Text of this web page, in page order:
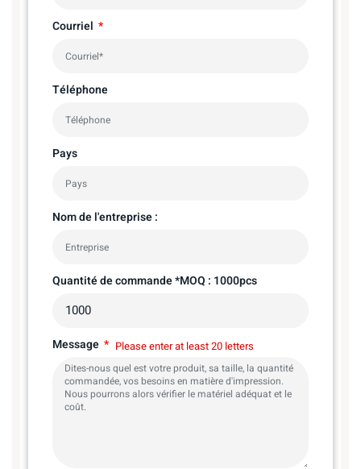
Courriel
Téléphone
Pays
Nom de l'entreprise :
Quantité de commande *MOQ : 1000pcs
Message Please enter at least 20 letters